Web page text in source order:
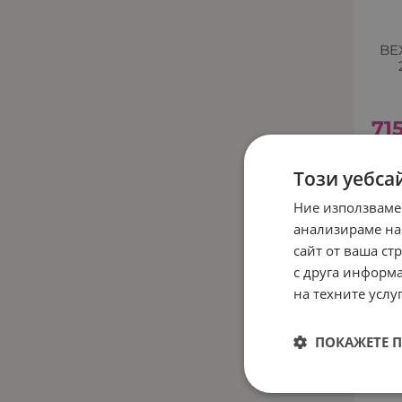
Този
Ние
анализираме
сайт от ваша
с друга
на техните
ПОКАЖЕТЕ